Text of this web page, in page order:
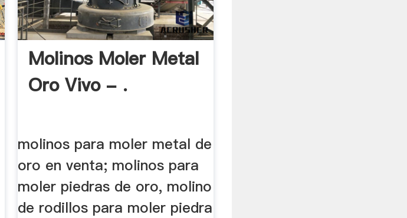
Molinos Moler Metal
Oro Vivo - .
molinos para moler metal de
oro en venta; molinos para
moler piedras de oro, molino
de rodillos para moler piedra